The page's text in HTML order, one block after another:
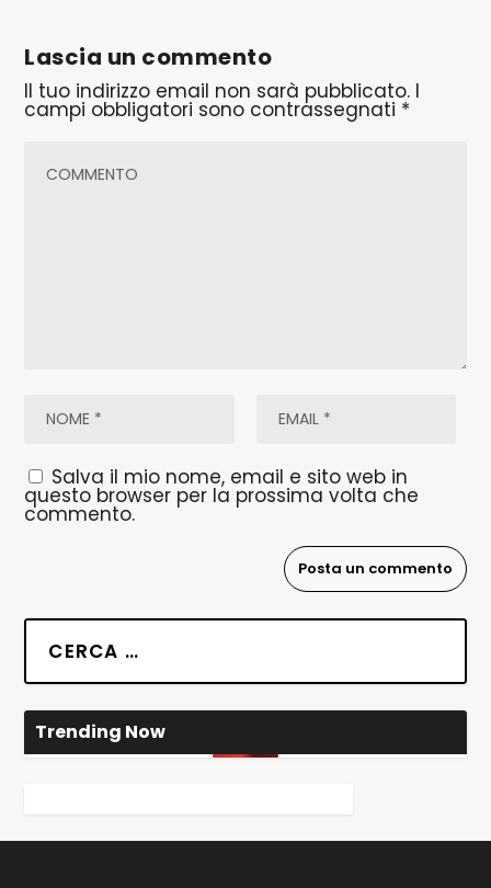
Lascia un commento
Il tuo indirizzo email non sarà pubblicato. I
campi obbligatori sono contrassegnati *
Salva il mio nome, email e sito web in
questo browser per la prossima volta che
commento.
Trending Now